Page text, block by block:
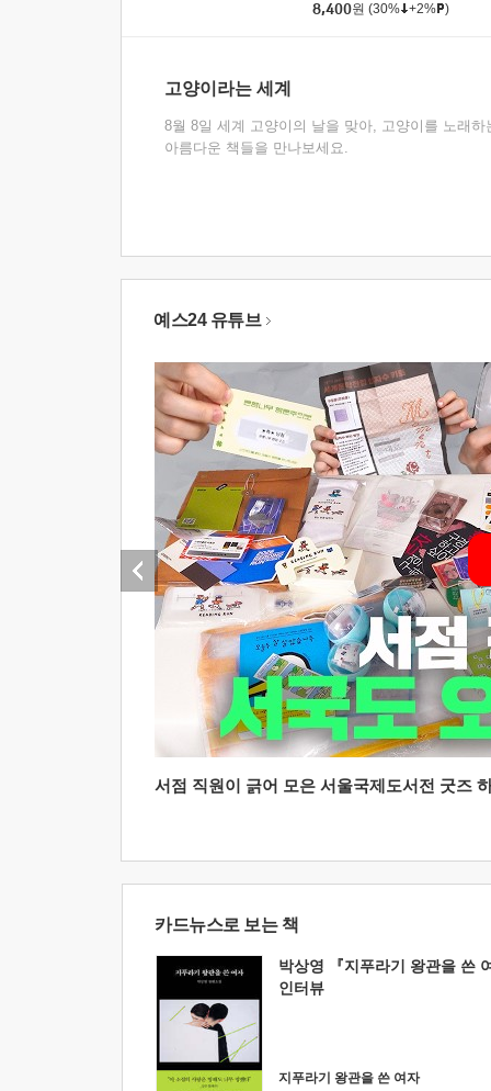
8,400원 (30% +2% )
고양이라는 세계
8월 8일 세계 고양이의 날을 맞아, 고양이를 노래하
아름다운 책들을 만나보세요.
예스24 유튜브
서점 직원이 긁어 모은 서울국제도서전 굿즈
카드뉴스로 보는 책
박상영 『지푸라기 왕관을 쓴
인터뷰
지푸라기 왕관을 쓴 여자